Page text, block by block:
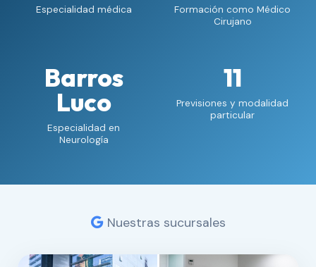
Especialidad médica
Formación como Médico
Cirujano
Barros
Luco
Especialidad en
Neurología
11
Previsiones y modalidad
particular
Nuestras sucursales